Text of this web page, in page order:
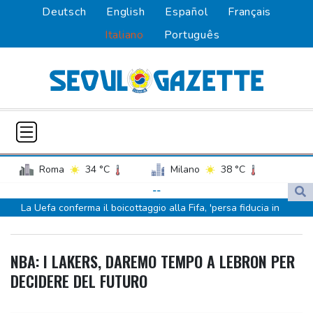
Deutsch English Español
Français
Italiano
Português
Roma 34 °C Milano
38 °C
Napoli
34 °C
--
La Uefa conferma il boicottaggio alla Fifa, 'persa fiducia in
moda'
Guccini e il legame con Mondolfo, città della moglie e cittadino
NBA: I LAKERS, DAREMO TEMPO A LEBRON PER
DECIDERE DEL FUTURO